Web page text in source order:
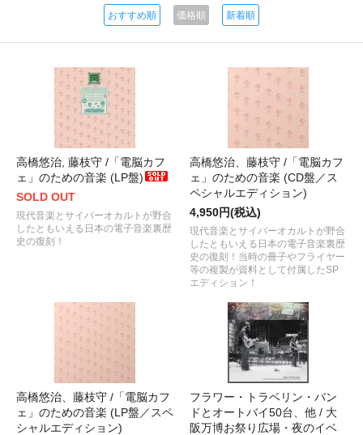
おすすめ順 価格順 新着順
高橋悠治, 藤枝守 /「電脳カフ
ェ」のための音楽 (LP盤)
SOLD OUT
現代音楽とサイバーオカルトが野合
したともいえる日本の電子音楽裏歴
史の復刻！
高橋悠治、藤枝守 /「電脳カフ
ェ」のための音楽 (CD盤／ス
ペシャルエディション)
4,950円(税込)
現代音楽とサイバーオカルトが野合
したともいえる日本の電子音楽裏歴
史の復刻！当時の冊子やフライヤー
等の複製が資料として付属したSP
エディション！
高橋悠治、藤枝守 /「電脳カフ
ェ」のための音楽 (LP盤／スペ
シャルエディション)
フラワー・トラベリン・バン
ドとオートバイ50台、他 / 大
阪万博お祭り広場・夜のイベ